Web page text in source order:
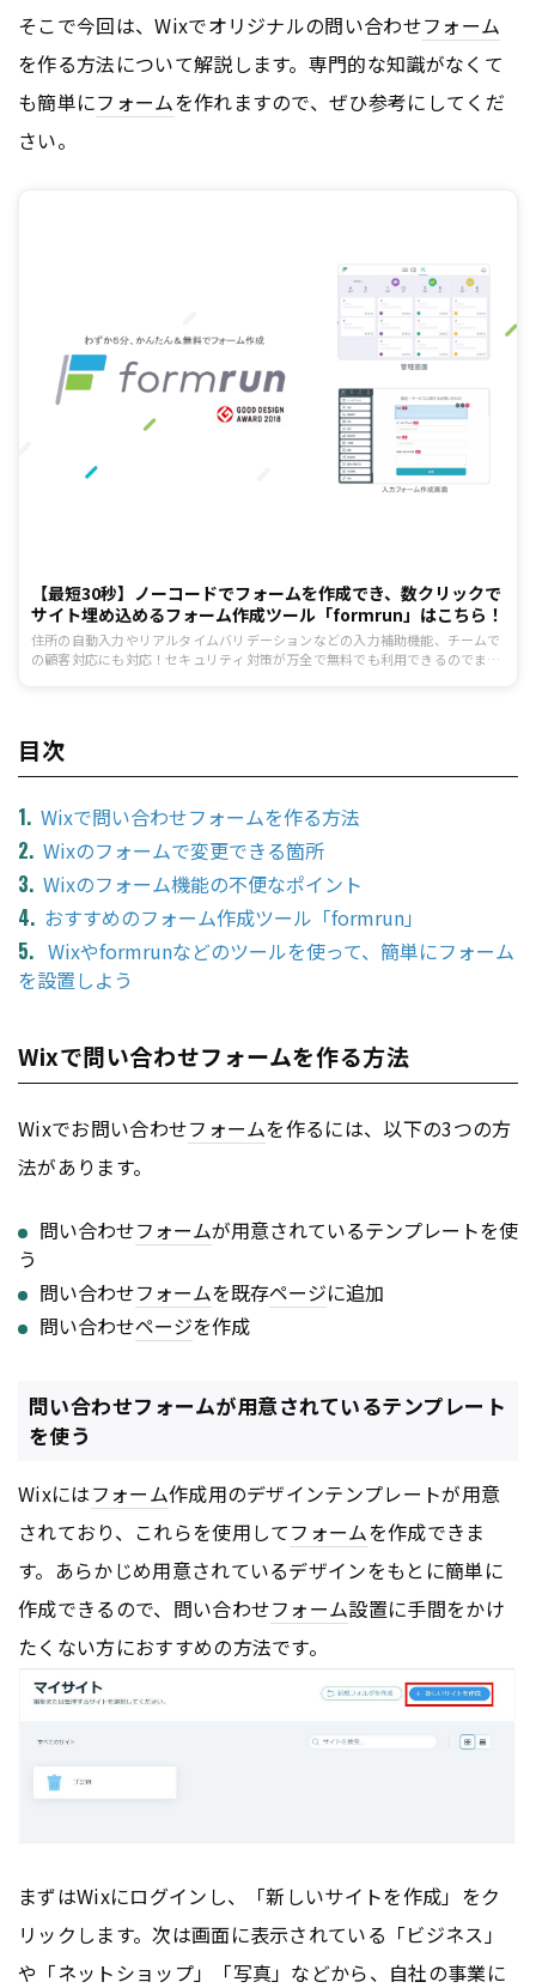
そこで今回は、Wixでオリジナルの問い合わせフォーム
を作る方法について解説します。専門的な知識がなくて
も簡単にフォームを作れますので、ぜひ参考にしてくだ
さい。
【最短30秒】ノーコードでフォームを作成でき、数クリックで
サイト埋め込めるフォーム作成ツール「formrun」はこちら！
住所の自動入力やリアルタイムバリデーションなどの入力補助機能、チームで
の顧客対応にも対応！セキュリティ対策が万全で無料でも利用できるのでまず
目次
Wixで問い合わせフォームを作る方法
Wixのフォームで変更できる箇所
Wixのフォーム機能の不便なポイント
おすすめのフォーム作成ツール「formrun」
Wixやformrunなどのツールを使って、簡単にフォーム
を設置しよう
Wixで問い合わせフォームを作る方法
Wixでお問い合わせフォームを作るには、以下の3つの方
法があります。
問い合わせフォームが用意されているテンプレートを使
う
問い合わせフォームを既存ページに追加
問い合わせページを作成
問い合わせフォームが用意されているテンプレート
を使う
Wixにはフォーム作成用のデザインテンプレートが用意
されており、これらを使用してフォームを作成できま
す。あらかじめ用意されているデザインをもとに簡単に
作成できるので、問い合わせフォーム設置に手間をかけ
たくない方におすすめの方法です。
まずはWixにログインし、「新しいサイトを作成」をク
リックします。次は画面に表示されている「ビジネス」
や「ネットショップ」「写真」などから、自社の事業に